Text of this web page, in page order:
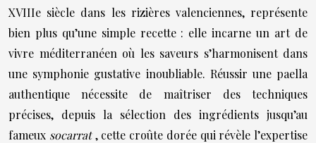
XVIIIe siècle dans les rizières valenciennes, représente
bien plus qu’une simple recette : elle incarne un art de
vivre méditerranéen où les saveurs s’harmonisent dans
une symphonie gustative inoubliable. Réussir une paella
authentique nécessite de maîtriser des techniques
précises, depuis la sélection des ingrédients jusqu’au
fameux socarrat, cette croûte dorée qui révèle l’expertise